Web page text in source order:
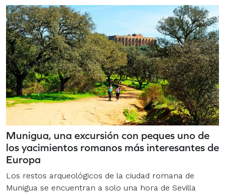
Munigua, una excursión con peques uno de
los yacimientos romanos más interesantes de
Europa
Los restos arqueológicos de la ciudad romana de
Munigua se encuentran a solo una hora de Sevilla